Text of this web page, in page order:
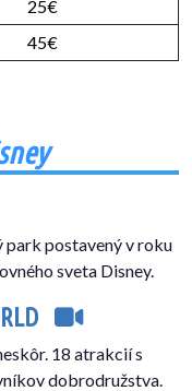
25€
45€
park postavený v roku
sveta Disney.
18 atrakcií s
dobrodružstva.